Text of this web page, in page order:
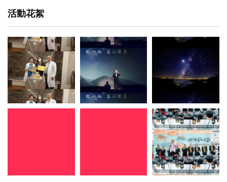
活動花絮